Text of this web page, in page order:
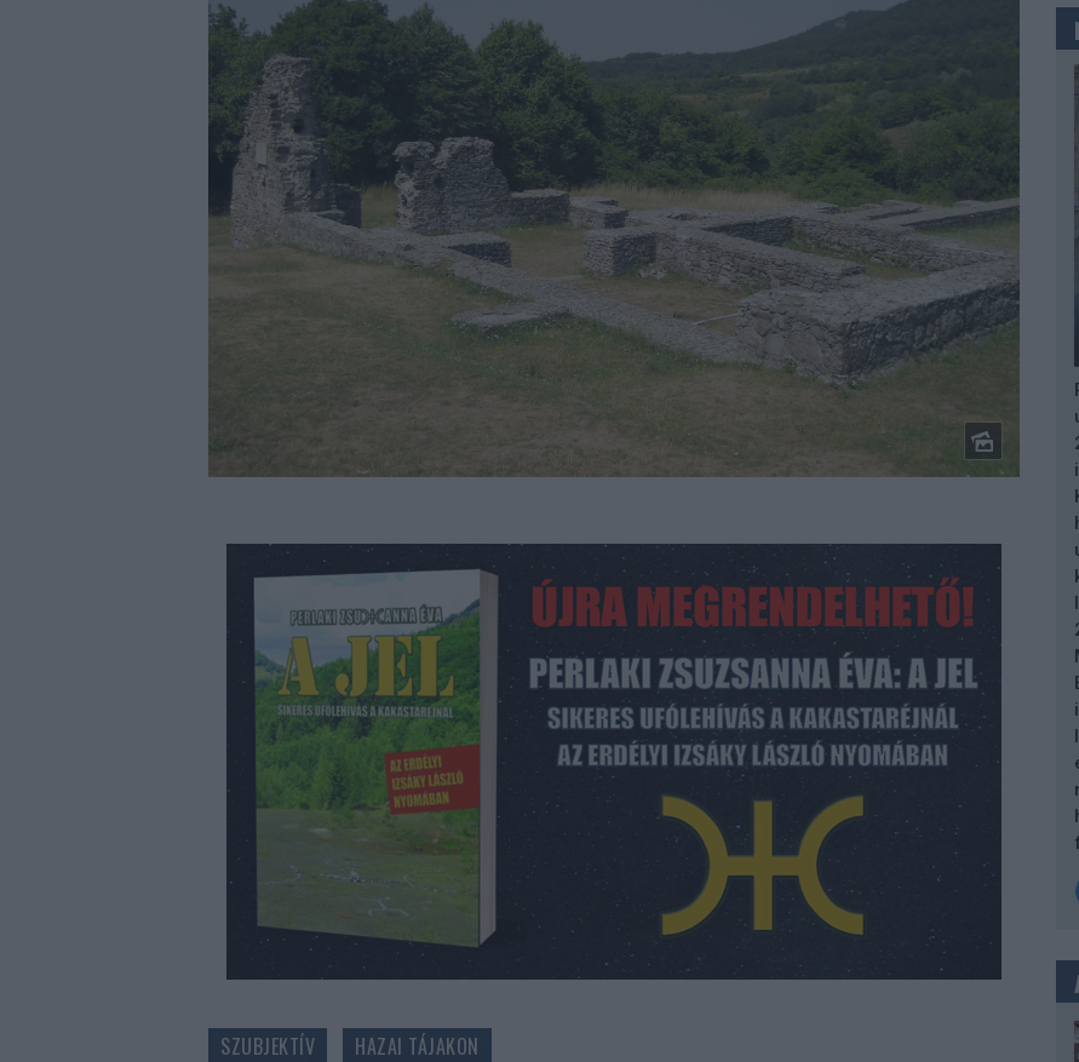
SZUBJEKTÍV HAZAI TÁJAKON